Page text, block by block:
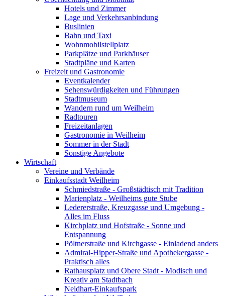
Hotels und Zimmer
Lage und Verkehrsanbindung
Buslinien
Bahn und Taxi
Wohnmobilstellplatz
Parkplätze und Parkhäuser
Stadtpläne und Karten
Freizeit und Gastronomie
Eventkalender
Sehenswürdigkeiten und Führungen
Stadtmuseum
Wandern rund um Weilheim
Radtouren
Freizeitanlagen
Gastronomie in Weilheim
Sommer in der Stadt
Sonstige Angebote
Wirtschaft
Vereine und Verbände
Einkaufsstadt Weilheim
Schmiedstraße - Großstädtisch mit Tradition
Marienplatz - Weilheims gute Stube
Ledererstraße, Kreuzgasse und Umgebung -
Alles im Fluss
Kirchplatz und Hofstraße - Sonne und
Entspannung
Pöltnerstraße und Kirchgasse - Einladend anders
Admiral-Hipper-Straße und Apothekergasse -
Praktisch alles
Rathausplatz und Obere Stadt - Modisch und
Kreativ am Stadtbach
Neidhart-Einkaufspark